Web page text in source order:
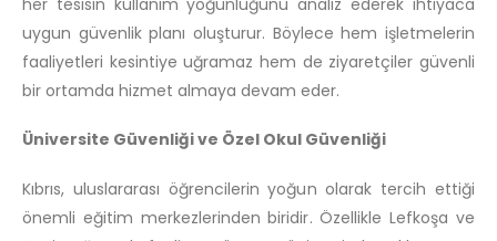
uygun güvenlik planı oluşturur. Böylece hem işletmelerin
faaliyetleri kesintiye uğramaz hem de ziyaretçiler güvenli
bir ortamda hizmet almaya devam eder.
Üniversite Güvenliği ve Özel Okul Güvenliği
Kıbrıs, uluslararası öğrencilerin yoğun olarak tercih ettiği
önemli eğitim merkezlerinden biridir. Özellikle Lefkoşa ve